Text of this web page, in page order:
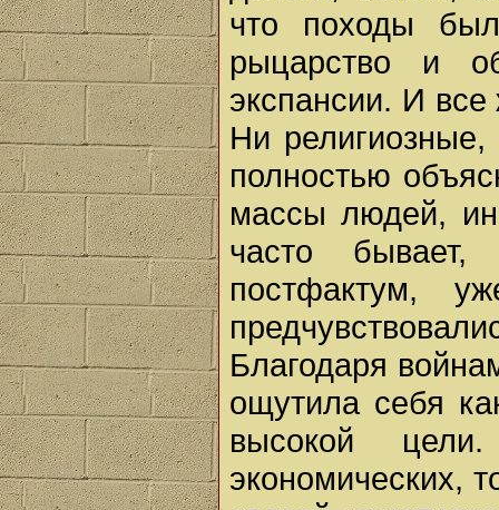
что походы
рыцарство и
экспансии. И все
Ни
полностью
массы людей,
часто
постфактум,
Благодаря
ощутила себя
высокой
экономических,